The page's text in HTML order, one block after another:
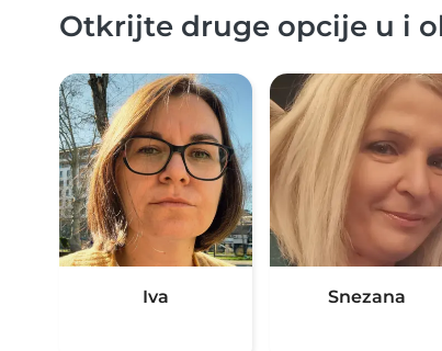
Otkrijte druge opcije u i
Iva Snezana